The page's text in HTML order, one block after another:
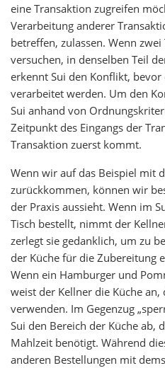
eine Transaktion zugreifen
Verarbeitung anderer
betreffen, zulassen. Wenn
versuchen, in denselben Teil
erkennt Sui den Konflikt, bevor
verarbeitet werden. Um den
Sui anhand von
Zeitpunkt des Eingangs der
Transaktion zuerst kommt.
Wenn wir auf das Beispiel mit
zurückkommen, können wir
der Praxis aussieht. Wenn im
Tisch bestellt, nimmt der
zerlegt sie gedanklich, um zu
der Küche für die Zubereitung
Wenn ein Hamburger und
weist der Kellner die Küche
verwenden. Im Gegenzug
Sui den Bereich der Küche ab,
Mahlzeit benötigt. Während
anderen Bestellungen mit